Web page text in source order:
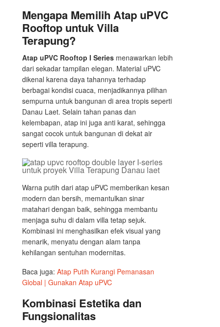
Mengapa Memilih Atap uPVC
Rooftop untuk Villa
Terapung?
Atap uPVC Rooftop I Series menawarkan lebih
dari sekadar tampilan elegan. Material uPVC
dikenal karena daya tahannya terhadap
berbagai kondisi cuaca, menjadikannya pilihan
sempurna untuk bangunan di area tropis seperti
Danau Laet. Selain tahan panas dan
kelembapan, atap ini juga anti karat, sehingga
sangat cocok untuk bangunan di dekat air
seperti villa terapung.
Warna putih dari atap uPVC memberikan kesan
modern dan bersih, memantulkan sinar
matahari dengan baik, sehingga membantu
menjaga suhu di dalam villa tetap sejuk.
Kombinasi ini menghasilkan efek visual yang
menarik, menyatu dengan alam tanpa
kehilangan sentuhan modernitas.
Baca juga: Atap Putih Kurangi Pemanasan
Global | Gunakan Atap uPVC
Kombinasi Estetika dan
Fungsionalitas